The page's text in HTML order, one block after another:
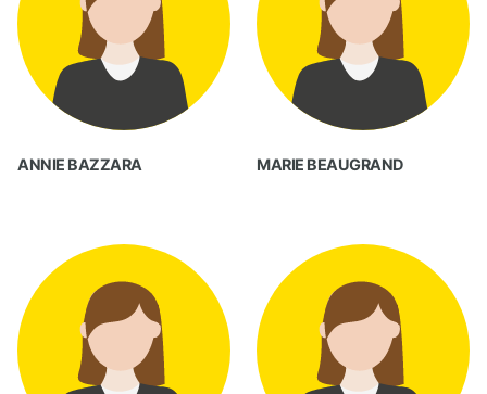
ANNIE BAZZARA MARIE BEAUGRAND